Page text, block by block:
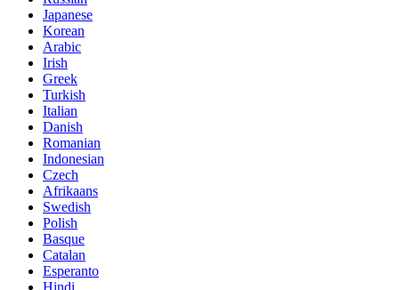
Japanese
Korean
Arabic
Irish
Greek
Turkish
Italian
Danish
Romanian
Indonesian
Czech
Afrikaans
Swedish
Polish
Basque
Catalan
Esperanto
Hindi